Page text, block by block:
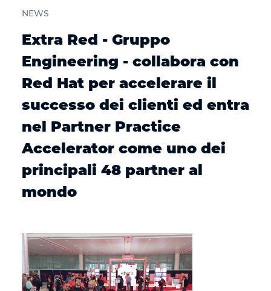
NEWS
Extra Red - Gruppo
Engineering - collabora con
Red Hat per accelerare il
successo dei clienti ed entra
nel Partner Practice
Accelerator come uno dei
principali 48 partner al
mondo